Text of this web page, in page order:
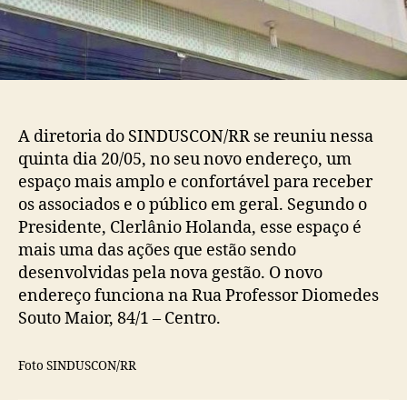
A diretoria do SINDUSCON/RR se reuniu nessa
quinta dia 20/05, no seu novo endereço, um
espaço mais amplo e confortável para receber
os associados e o público em geral. Segundo o
Presidente, Clerlânio Holanda, esse espaço é
mais uma das ações que estão sendo
desenvolvidas pela nova gestão. O novo
endereço funciona na Rua Professor Diomedes
Souto Maior, 84/1 – Centro.
Foto SINDUSCON/RR